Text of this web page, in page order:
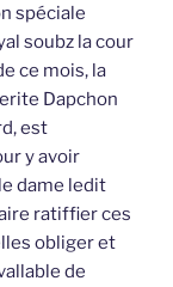
spéciale
soubz la cour
ce mois, la
Dapchon
est
y avoir
dame ledit
ratiffier ces
obliger et
de